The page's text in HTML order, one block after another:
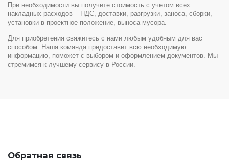
При необходимости вы получите стоимость с учетом всех
накладных расходов – НДС, доставки, разгрузки, заноса, сборки,
установки в проектное положение, выноса мусора.
Для приобретения свяжитесь с нами любым удобным для вас
способом. Наша команда предоставит всю необходимую
информацию, поможет с выбором и оформлением документов. Мы
стремимся к лучшему сервису в России.
Обратная связь